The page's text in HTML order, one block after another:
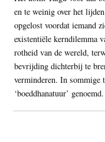
en te weinig over het
opgelost voordat iemand
existentiële kerndilemma
rotheid van de wereld,
bevrijding dichterbij te
verminderen. In sommige
‘boeddhanatuur’ genoemd.